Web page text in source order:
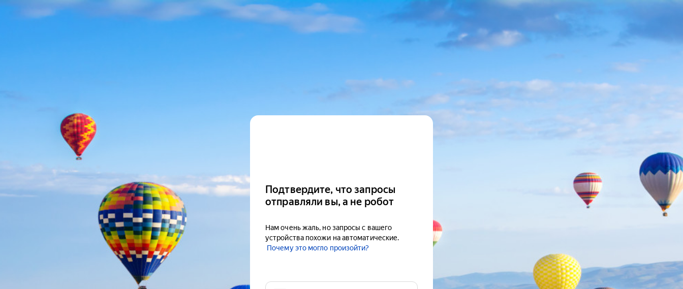
Подтвердите, что запросы
отправляли вы, а не робот
Нам очень жаль, но запросы с вашего
устройства похожи на автоматические.
Почему это могло произойти?